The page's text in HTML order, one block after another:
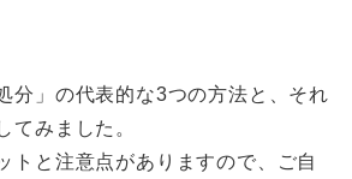
分」の代表的な3つの方法と、それ
てみました。
トと注意点がありますので、ご自